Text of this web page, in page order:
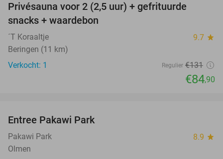
TODAY
Privésauna voor 2 (2,5 uur) + gefrituurde
snacks + waardebon
´T Koraaltje 9.7 star
Beringen (11 km)
Verkocht: 1
Regulier €131
€84,90
Entree Pakawi Park
Pakawi Park 8.9 star
Olmen